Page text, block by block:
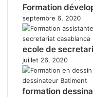
Formation
septembre 6, 2020
ecole de
juillet 26, 2020
formation